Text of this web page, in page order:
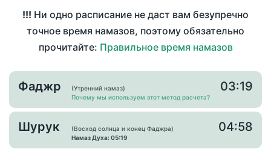
!!! Ни одно расписание не даст вам безупречно
точное время намазов, поэтому обязательно
прочитайте: Правильное время намазов
Фаджр
(Утренний намаз)
Почему мы используем этот метод расчета?
03:19
Шурук
(Восход солнца и конец Фаджра)
Намаз Духа: 05:19
04:58